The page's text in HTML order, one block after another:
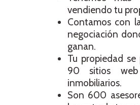
vendiendo tu
Contamos con
negociación
ganan.
Tu propiedad
90 sitios
inmobiliarios.
Son 600